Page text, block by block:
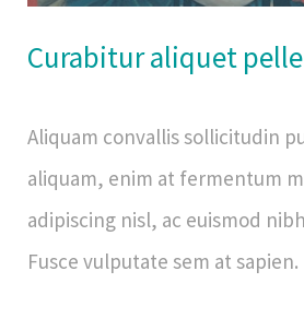
Curabitur aliquet
Aliquam convallis sollicitudin
aliquam, enim at fermentum
adipiscing nisl, ac euismod
Fusce vulputate sem at sapien.